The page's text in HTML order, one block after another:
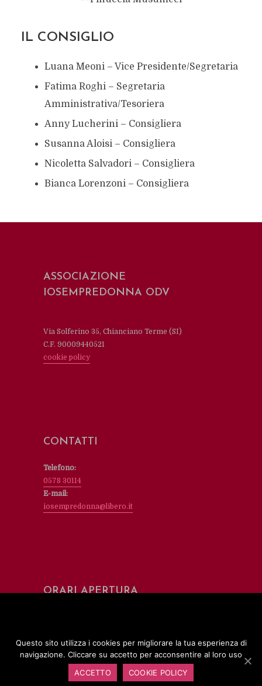
IL CONSIGLIO
Luana Meoni – Vice Presidente/Segretaria
Fatima Roghi – Segretaria
Amministrativa/Tesoriera
Anny Lucherini – Consigliera
Susanna Aloisi – Consigliera
Nicoletta Salvadori – Consigliera
Bianca Lorenzoni – Consigliera
ASSOCIAZIONE
IOSEMPREDONNA ODV
Via Solferino 35, Chianciano Terme (SI)
C.F. 90009440521
cookie policy
CONTATTI
Telefono:
0578 30114
E-mail:
iosempredonna@libero.it
ORARI APERTURA
SOSTENITORI
Questo sito utilizza i cookies per migliorare la tua esperienza di
navigazione. Cliccare su accetto per acconsentire al loro uso
ACCETTO
COOKIE POLICY